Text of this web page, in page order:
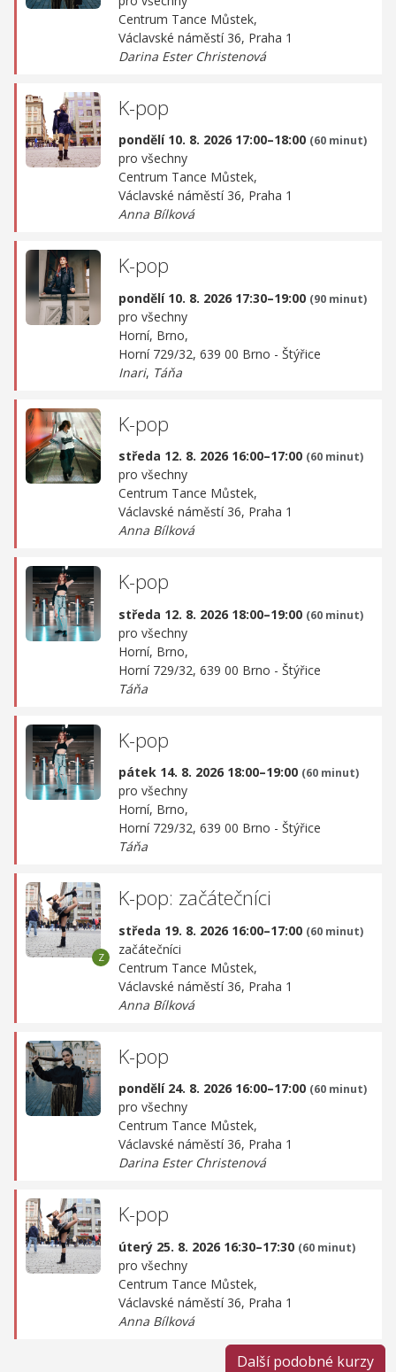
Centrum Tance Můstek,
Václavské náměstí 36, Praha 1
Darina Ester Christenová
K-pop
pondělí 10. 8. 2026 17:00–18:00 (60 minut)
pro všechny
Centrum Tance Můstek,
Václavské náměstí 36, Praha 1
Anna Bílková
K-pop
pondělí 10. 8. 2026 17:30–19:00 (90 minut)
pro všechny
Horní, Brno,
Horní 729/32, 639 00 Brno - Štýřice
Inari, Táňa
K-pop
středa 12. 8. 2026 16:00–17:00 (60 minut)
pro všechny
Centrum Tance Můstek,
Václavské náměstí 36, Praha 1
Anna Bílková
K-pop
středa 12. 8. 2026 18:00–19:00 (60 minut)
pro všechny
Horní, Brno,
Horní 729/32, 639 00 Brno - Štýřice
Táňa
K-pop
pátek 14. 8. 2026 18:00–19:00 (60 minut)
pro všechny
Horní, Brno,
Horní 729/32, 639 00 Brno - Štýřice
Táňa
K-pop: začátečníci
středa 19. 8. 2026 16:00–17:00 (60 minut)
začátečníci
Centrum Tance Můstek,
Václavské náměstí 36, Praha 1
Anna Bílková
K-pop
pondělí 24. 8. 2026 16:00–17:00 (60 minut)
pro všechny
Centrum Tance Můstek,
Václavské náměstí 36, Praha 1
Darina Ester Christenová
K-pop
úterý 25. 8. 2026 16:30–17:30 (60 minut)
pro všechny
Centrum Tance Můstek,
Václavské náměstí 36, Praha 1
Anna Bílková
Další podobné kurzy